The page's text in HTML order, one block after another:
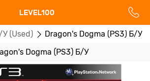
LEVEL100
У (Used) Dragon's Dogma (PS3) Б/У
Dogma (PS3) Б/У